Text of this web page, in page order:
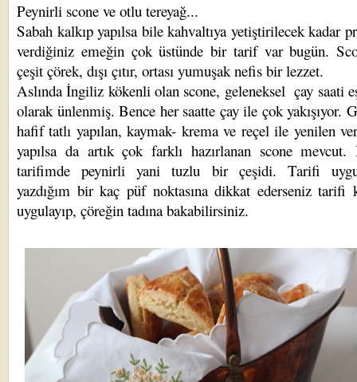
Peynirli scone ve otlu tereyağ...
Sabah kalkıp yapılsa bile kahvaltıya yetiştirilecek kadar
verdiğiniz emeğin çok üstünde bir tarif var bugün.
çeşit çörek, dışı çıtır, ortası yumuşak nefis bir lezzet.
Aslında İngiliz kökenli olan scone, geleneksel çay saati
olarak ünlenmiş. Bence her saatte çay ile çok yakışıyor.
hafif tatlı yapılan, kaymak- krema ve reçel ile yenilen
yapılsa da artık çok farklı hazırlanan scone mevcut.
tarifimde peynirli yani tuzlu bir çeşidi. Tarifi
yazdığım bir kaç püf noktasına dikkat ederseniz tarifi
uygulayıp, çöreğin tadına bakabilirsiniz.